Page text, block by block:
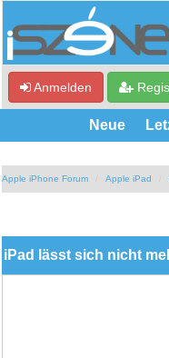
Anmelden
Neue
Apple iPhone Forum Apple iPad
iPad lässt sich nicht